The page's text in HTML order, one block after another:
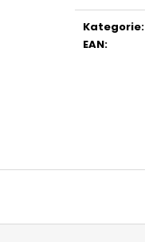
cena:
Kategorie:
EAN: